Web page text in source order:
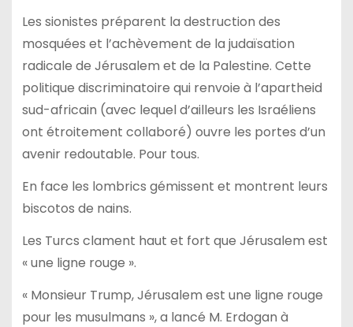
Les sionistes préparent la destruction des
mosquées et l’achèvement de la judaïsation
radicale de Jérusalem et de la Palestine. Cette
politique discriminatoire qui renvoie à l’apartheid
sud-africain (avec lequel d’ailleurs les Israéliens
ont étroitement collaboré) ouvre les portes d’un
avenir redoutable. Pour tous.
En face les lombrics gémissent et montrent leurs
biscotos de nains.
Les Turcs clament haut et fort que Jérusalem est
« une ligne rouge ».
« Monsieur Trump, Jérusalem est une ligne rouge
pour les musulmans », a lancé M. Erdogan à